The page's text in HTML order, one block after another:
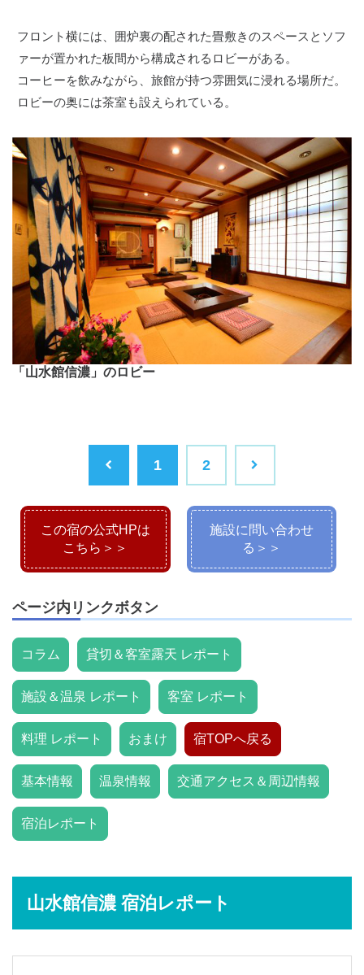
フロント横には、囲炉裏の配された畳敷きのスペースとソフ
ァーが置かれた板間から構成されるロビーがある。
コーヒーを飲みながら、旅館が持つ雰囲気に浸れる場所だ。
ロビーの奥には茶室も設えられている。
「山水館信濃」のロビー
1 2
この宿の公式HPは
こちら＞＞
施設に問い合わせ
る＞＞
ページ内リンクボタン
コラム 貸切＆客室露天 レポート
施設＆温泉 レポート 客室 レポート
料理 レポート おまけ 宿TOPへ戻る
基本情報 温泉情報 交通アクセス＆周辺情報
宿泊レポート
山水館信濃 宿泊レポート